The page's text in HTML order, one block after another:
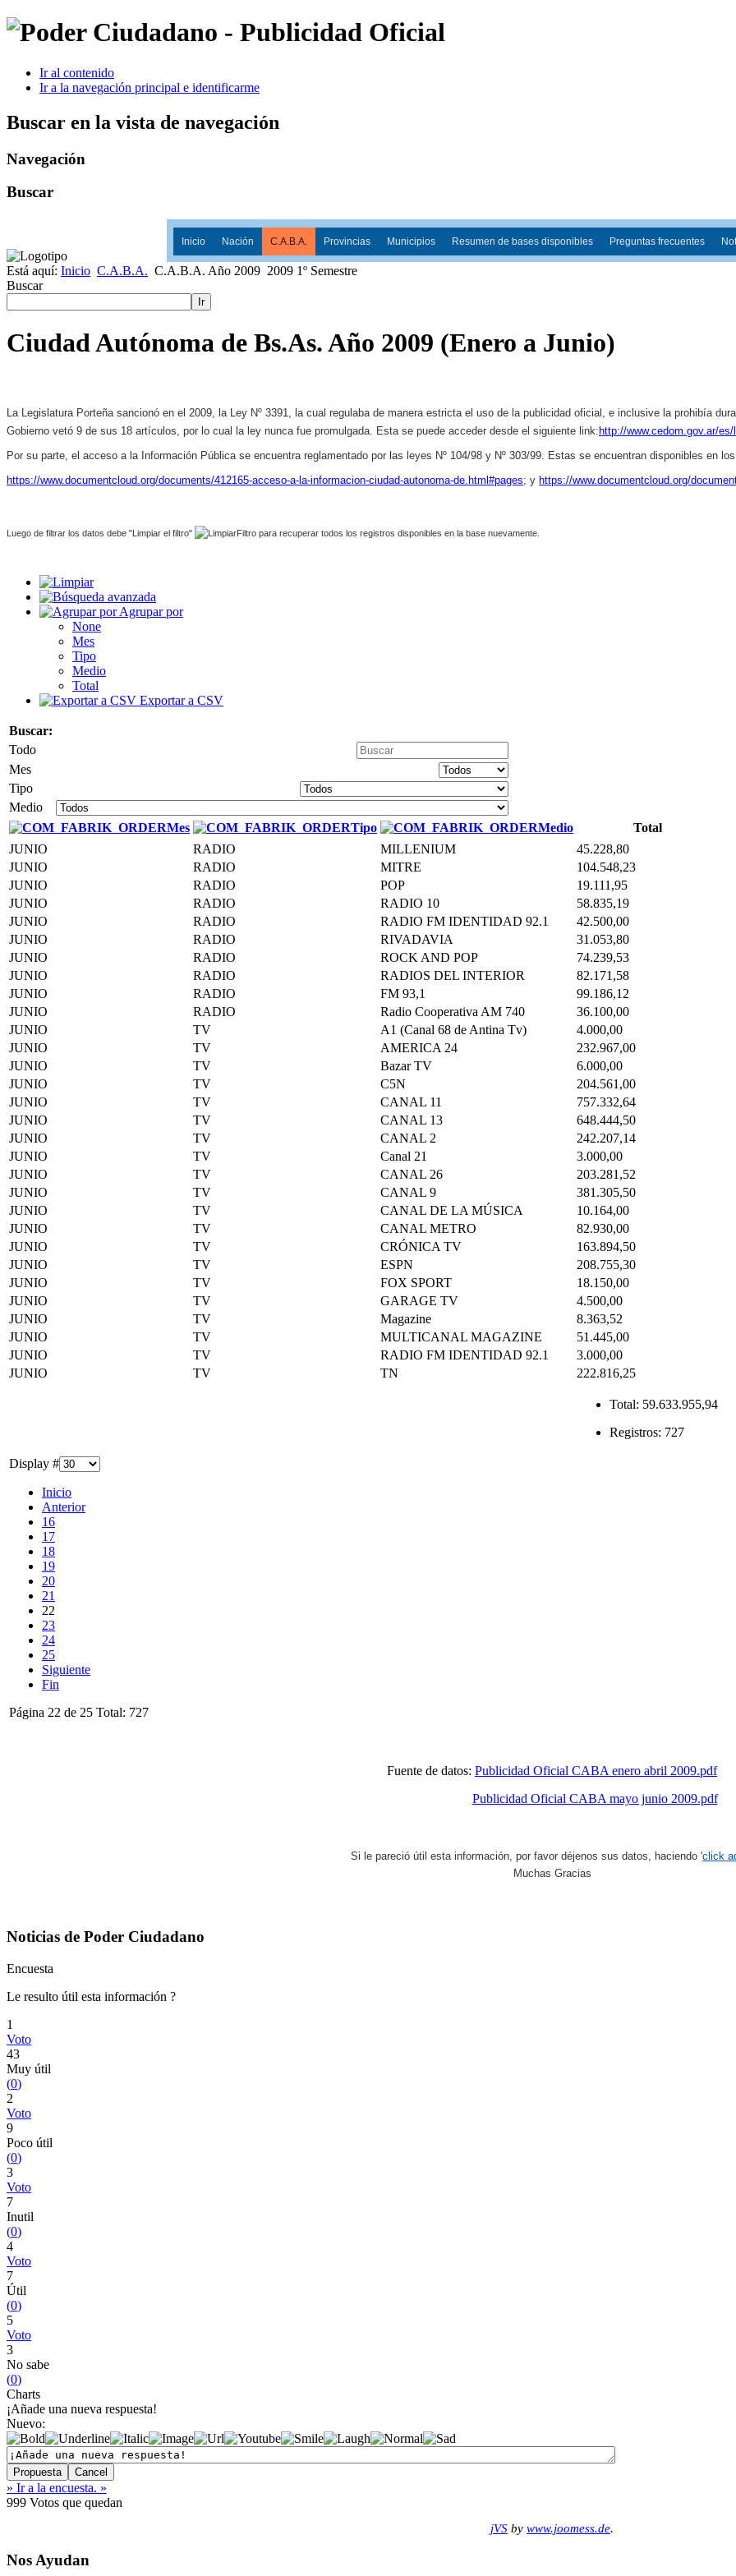
Ir al contenido
Ir a la navegación principal e identificarme
Buscar en la vista de navegación
Navegación
Buscar
Inicio Nación C.A.B.A. Provincias Municipios Resumen de bases disponibles Preguntas frecuentes
Está aquí: Inicio C.A.B.A. C.A.B.A. Año 2009 2009 1º Semestre
Buscar
Ir
Ciudad Autónoma de Bs.As. Año 2009 (Enero a Junio)
La Legislatura Porteña sancionó en el 2009, la Ley Nº 3391, la cual regulaba de manera estricta el uso de la publicidad oficial, e inclusive la prohibía
Gobierno vetó 9 de sus 18 artículos, por lo cual la ley nunca fue promulgada. Esta se puede acceder desde el siguiente link: http://www.cedom.gov.ar/
Por su parte, el acceso a la Información Pública se encuentra reglamentado por las leyes Nº 104/98 y Nº 303/99.
Estas se encuentran disponibles en
https://www.documentcloud.org/documents/412165-acceso-a-la-informacion-ciudad-autonoma-de.html#pages; y https://www.documentcloud.org/
Luego de filtrar los datos debe "Limpiar el filtro" para recuperar todos los registros disponibles en la base nuevamente.
Agrupar por
None
Mes
Tipo
Medio
Total
Exportar a CSV
Buscar:
Todo
Mes
Tipo
Medio
Display #
Inicio
Anterior
16
17
18
19
20
21
22
23
24
25
Siguiente
Fin
Página 22 de 25 Total: 727
Mes Tipo Medio
Total
JUNIO
RADIO MILLENIUM
45.228,80
JUNIO
RADIO MITRE
104.548,23
JUNIO
RADIO POP
19.111,95
JUNIO
RADIO RADIO 10
58.835,19
JUNIO
RADIO RADIO FM IDENTIDAD 92.1
42.500,00
JUNIO
RADIO RIVADAVIA
31.053,80
JUNIO
RADIO ROCK AND POP
74.239,53
JUNIO
RADIO RADIOS DEL INTERIOR
82.171,58
JUNIO
RADIO FM 93,1
99.186,12
JUNIO
RADIO Radio Cooperativa AM 740
36.100,00
JUNIO
TV A1 (Canal 68 de Antina Tv)
4.000,00
JUNIO
TV AMERICA 24
232.967,00
JUNIO
TV Bazar TV
6.000,00
JUNIO
TV C5N
204.561,00
JUNIO
TV CANAL 11
757.332,64
JUNIO
TV CANAL 13
648.444,50
JUNIO
TV CANAL 2
242.207,14
JUNIO
TV Canal 21
3.000,00
JUNIO
TV CANAL 26
203.281,52
JUNIO
TV CANAL 9
381.305,50
JUNIO
TV CANAL DE LA MÚSICA
10.164,00
JUNIO
TV CANAL METRO
82.930,00
JUNIO
TV CRÓNICA TV
163.894,50
JUNIO
TV ESPN
208.755,30
JUNIO
TV FOX SPORT
18.150,00
JUNIO
TV GARAGE TV
4.500,00
JUNIO
TV Magazine
8.363,52
JUNIO
TV MULTICANAL MAGAZINE
51.445,00
JUNIO
TV RADIO FM IDENTIDAD 92.1
3.000,00
JUNIO
TV TN 222.816,25
Total: 59.633.955,94
Registros: 727
Fuente de datos: Publicidad Oficial CABA enero abril 2009.pdf
Publicidad Oficial CABA mayo junio 2009.pdf
Si le pareció útil esta información, por favor déjenos sus datos, haciendo 'click
Muchas Gracias
Noticias de Poder Ciudadano
Encuesta
Le resulto útil esta información ?
1
Voto
43
Muy útil
(0)
2
Voto
9
Poco útil
(0)
3
Voto
7
Inutil
(0)
4
Voto
7
Útil
(0)
5
Voto
3
No sabe
(0)
Charts
¡Añade una nueva respuesta!
Nuevo:
» Ir a la encuesta. »
999 Votos que quedan
jVS by www.joomess.de.
Nos Ayudan